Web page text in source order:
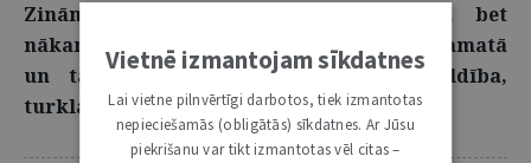
Zināma hierarhija tiesu varā pastāv, bet
nākamais, kas jāizvērtē, — vai iecelšana amatā
un tajā skaitā zvērināšana ir virsvaldība,
turklāt brīvi izmantojama.
Vietnē izmantojam sīkdatnes
Lai vietne pilnvērtīgi darbotos, tiek izmantotas
nepieciešamās (obligātās) sīkdatnes. Ar Jūsu
piekrišanu var tikt izmantotas vēl citas –